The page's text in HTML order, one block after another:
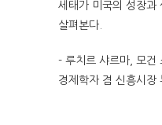
세태가 미국의 성장과
살펴본다.
- 루치르 샤르마, 모건
경제학자 겸 신흥시장